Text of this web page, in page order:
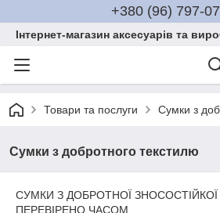
+380 (96) 797-
Інтернет-магазин аксесуарів та
Товари та послуги Сумки з
Сумки з добротного текстилю
СУМКИ З ДОБРОТНОЇ
ПЕРЕВІРЕНО ЧАСОМ